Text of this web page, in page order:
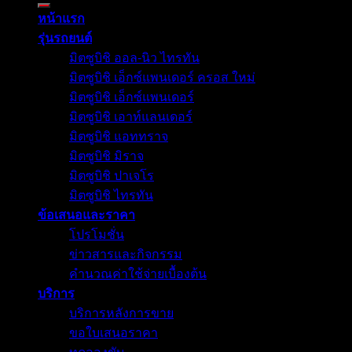
หน้าแรก
รุ่นรถยนต์
มิตซูบิชิ ออล-นิว ไทรทัน
มิตซูบิชิ เอ็กซ์แพนเดอร์ ครอส ใหม่
มิตซูบิชิ เอ็กซ์แพนเดอร์
มิตซูบิชิ เอาท์แลนเดอร์
มิตซูบิชิ แอททราจ
มิตซูบิชิ มิราจ
มิตซูบิชิ ปาเจโร
มิตซูบิชิ ไทรทัน
ข้อเสนอและราคา
โปรโมชั่น
ข่าวสารและกิจกรรม
คำนวณค่าใช้จ่ายเบื้องต้น
บริการ
บริการหลังการขาย
ขอใบเสนอราคา